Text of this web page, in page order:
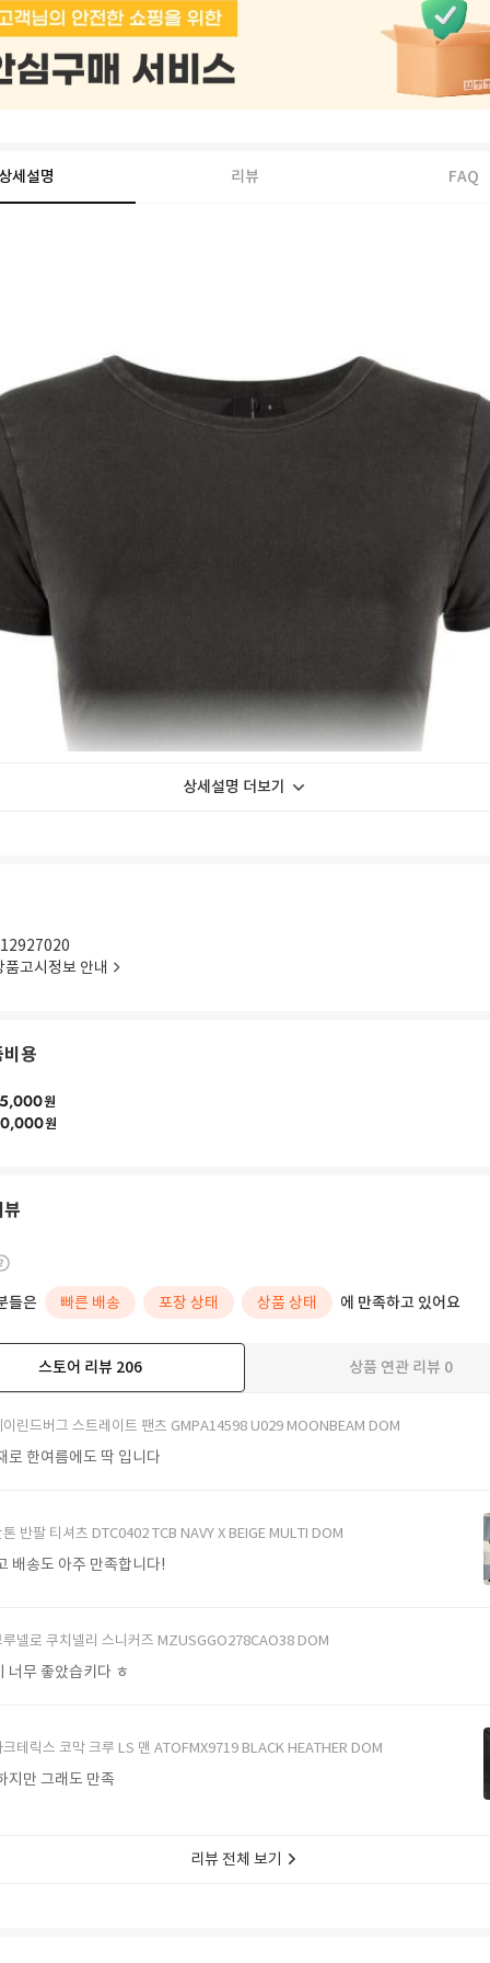
세설명 리뷰 FAQ
상세설명 더보기
품고시정보 안내
용
원
원
들은 빠른 배송 포장 상태 상품 상태 에 만족하고 있어요
스토어 리뷰 206 상품 연관 리뷰 0
이린드버그 스트레이트 팬츠 GMPA14598 U029 MOONBEAM DOM
로 한여름에도 딱 입니다
반팔 티셔츠 DTC0402 TCB NAVY X BEIGE MULTI DOM
배송도 아주 만족합니다!
루넬로 쿠치넬리 스니커즈 MZUSGGO278CAO38 DOM
너무 좋았습키다 ㅎ
크테릭스 코막 크루 LS 맨 ATOFMX9719 BLACK HEATHER DOM
지만 그래도 만족
리뷰 전체 보기